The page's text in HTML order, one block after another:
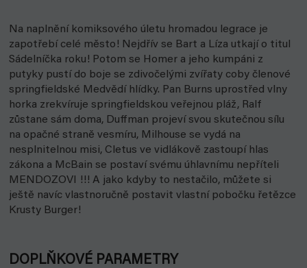
Na naplnění komiksového úletu hromadou legrace je
zapotřebí celé město! Nejdřív se Bart a Líza utkají o titul
Sádelníčka roku! Potom se Homer a jeho kumpáni z
putyky pustí do boje se zdivočelými zvířaty coby členové
springfieldské Medvědí hlídky. Pan Burns uprostřed vlny
horka zrekvíruje springfieldskou veřejnou pláž, Ralf
zůstane sám doma, Duffman projeví svou skutečnou sílu
na opačné straně vesmíru, Milhouse se vydá na
nesplnitelnou misi, Cletus ve vidlákově zastoupí hlas
zákona a McBain se postaví svému úhlavnímu nepříteli
MENDOZOVI !!! A jako kdyby to nestačilo, můžete si
ještě navíc vlastnoručně postavit vlastní pobočku řetězce
Krusty Burger!
DOPLŇKOVÉ PARAMETRY